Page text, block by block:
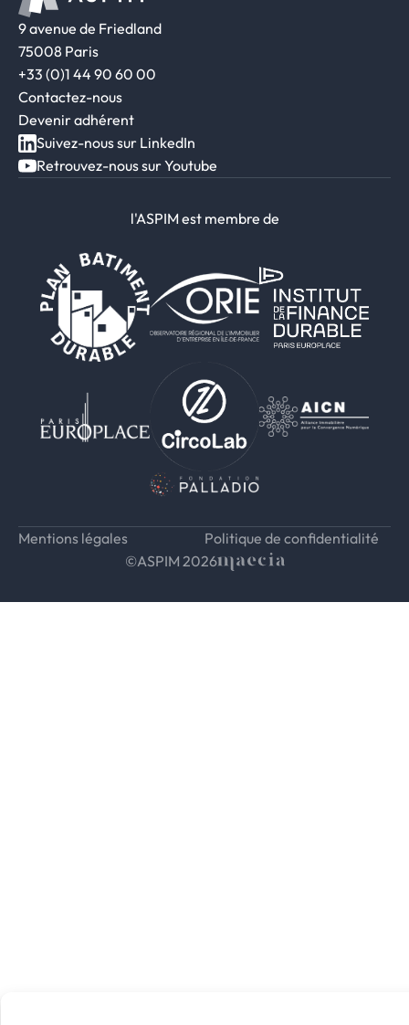
9 avenue de Friedland
75008 Paris
+33 (0)1 44 90 60 00
Contactez-nous
Devenir adhérent
Suivez-nous sur LinkedIn
Retrouvez-nous sur Youtube
l'ASPIM est membre de
Mentions légales
Politique de confidentialité
©ASPIM 2026